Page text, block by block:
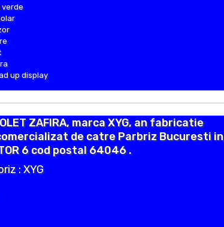
verde
up display
ZAFIRA, marca XYG, an fabricatie
de catre Parbriz Bucuresti in
6 cod postal 64046 .
: XYG